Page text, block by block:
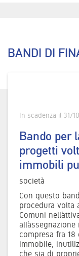
BANDI DI
In scadenza il 31/
Bando per
progetti
immobili
società
Con questo
procedura volta
Comuni
compresa fra
immobile,
che sia di